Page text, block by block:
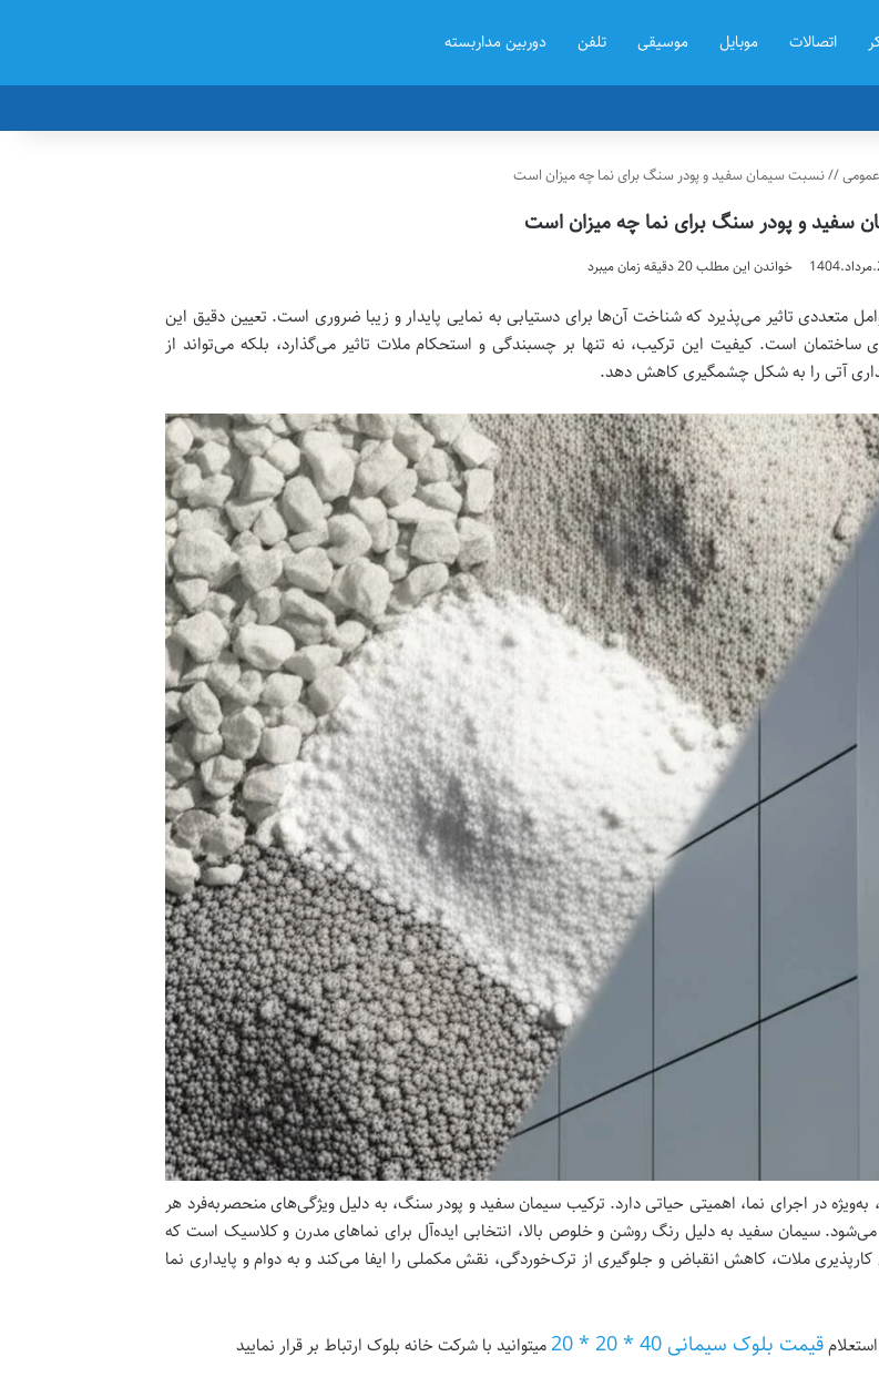
اتصالات موبایل موسیقی تلفن دوربین مداربسته
عمومی//نسبت سیمان سفید و پودر سنگ برای نما چه میزان است
سفید و پودر سنگ برای نما چه میزان است
خواندن این مطلب 20 دقیقه زمان میبرد
متعددی تاثیر می‌پذیرد که شناخت آن‌ها برای دستیابی به نمایی پایدار و زیبا ضروری است. تعیین دقیق این
است. کیفیت این ترکیب، نه تنها بر چسبندگی و استحکام ملات تاثیر می‌گذارد، بلکه می‌تواند از
آتی را به شکل چشمگیری کاهش دهد.
در اجرای نما، اهمیتی حیاتی دارد. ترکیب سیمان سفید و پودر سنگ، به دلیل ویژگی‌های منحصربه‌فرد هر
می‌شود. سیمان سفید به دلیل رنگ روشن و خلوص بالا، انتخابی ایده‌آل برای نماهای مدرن و کلاسیک است که
ملات، کاهش انقباض و جلوگیری از ترک‌خوردگی، نقش مکملی را ایفا می‌کند و به دوام و پایداری نما
قیمت بلوک سیمانی 40 * 20 * 20 میتوانید با شرکت خانه بلوک ارتباط بر قرار نمایید